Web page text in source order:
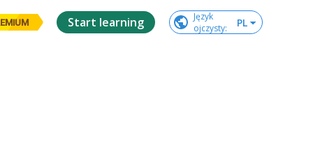
Start learning
Język
ojczysty: PL